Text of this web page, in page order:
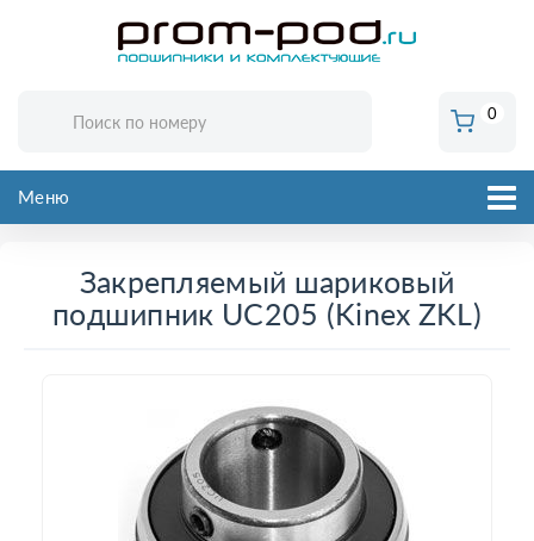
0
Меню
Закрепляемый шариковый
подшипник UC205 (Kinex ZKL)